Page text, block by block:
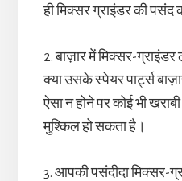
ही मिक्सर ग्राइंडर की पसंद
2. बाज़ार में मिक्सर-
क्या उसके स्पेयर पार्ट्स
ऐसा न होने पर कोई भी
मुश्किल हो सकता है।
3. आपकी पसंदीदा मिक्सर-